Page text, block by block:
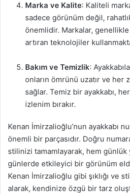
Marka ve Kalite: Kaliteli
sadece görünüm değil,
önemlidir. Markalar,
artıran teknolojiler
Bakım ve Temizlik:
onların ömrünü uzatır ve her
sağlar. Temiz bir ayakkabı,
izlenim bırakır.
Kenan İmirzalioğlu’nun ayakkabı
önemli bir parçasıdır. Doğru
stilinizi tamamlayarak, hem günlük
günlerde etkileyici bir görünüm
Kenan İmirzalioğlu gibi şıklığı ve
alarak, kendinize özgü bir tarz